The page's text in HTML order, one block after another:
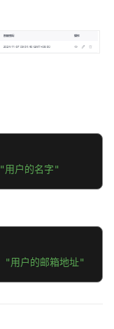
"用户的名字"
"用户的邮箱地址"